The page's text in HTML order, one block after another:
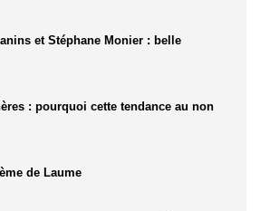
et Stéphane Monier : belle
: pourquoi cette tendance au non
de Laume